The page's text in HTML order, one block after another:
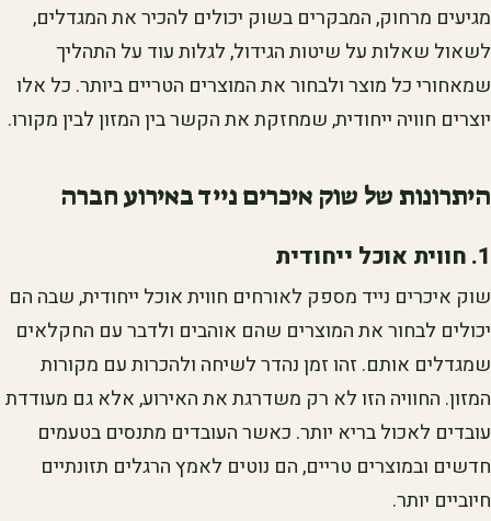
מגיעים מרחוק, המבקרים בשוק יכולים להכיר את המגדלים,
לשאול שאלות על שיטות הגידול, לגלות עוד על התהליך
שמאחורי כל מוצר ולבחור את המוצרים הטריים ביותר. כל אלו
יוצרים חוויה ייחודית, שמחזקת את הקשר בין המזון לבין מקורו.
היתרונות של שוק איכרים נייד באירוע חברה
1. חווית אוכל ייחודית
שוק איכרים נייד מספק לאורחים חווית אוכל ייחודית, שבה הם
יכולים לבחור את המוצרים שהם אוהבים ולדבר עם החקלאים
שמגדלים אותם. זהו זמן נהדר לשיחה ולהכרות עם מקורות
המזון. החוויה הזו לא רק משדרגת את האירוע, אלא גם מעודדת
עובדים לאכול בריא יותר. כאשר העובדים מתנסים בטעמים
חדשים ובמוצרים טריים, הם נוטים לאמץ הרגלים תזונתיים
חיוביים יותר.